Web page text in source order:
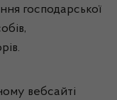
господарської
вебсайті